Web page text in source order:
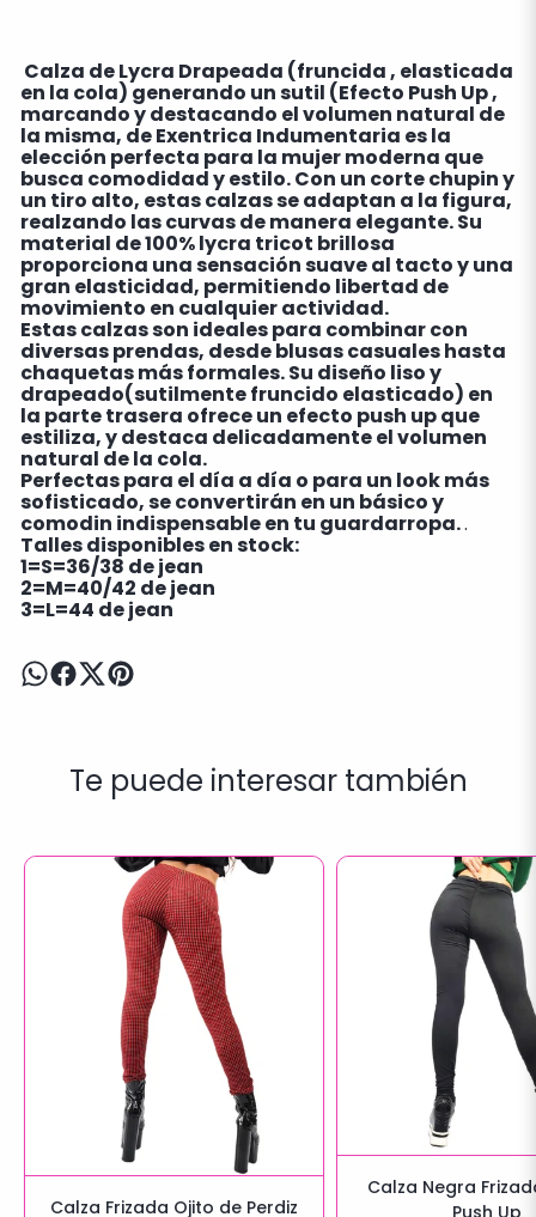
Calza de Lycra Drapeada (fruncida , elasticada
en la cola) generando un sutil (Efecto Push Up ,
marcando y destacando el volumen natural de
la misma, de Exentrica Indumentaria es la
elección perfecta para la mujer moderna que
busca comodidad y estilo. Con un corte chupin y
un tiro alto, estas calzas se adaptan a la figura,
realzando las curvas de manera elegante. Su
material de 100% lycra tricot brillosa
proporciona una sensación suave al tacto y una
gran elasticidad, permitiendo libertad de
movimiento en cualquier actividad.
Estas calzas son ideales para combinar con
diversas prendas, desde blusas casuales hasta
chaquetas más formales. Su diseño liso y
drapeado(sutilmente fruncido elasticado) en
la parte trasera ofrece un efecto push up que
estiliza, y destaca delicadamente el volumen
natural de la cola.
Perfectas para el día a día o para un look más
sofisticado, se convertirán en un básico y
comodin indispensable en tu guardarropa..
Talles disponibles en stock:
1=S=36/38 de jean
2=M=40/42 de jean
3=L=44 de jean
Te puede interesar también
Calza Frizada Ojito de Perdiz
Calza Negra